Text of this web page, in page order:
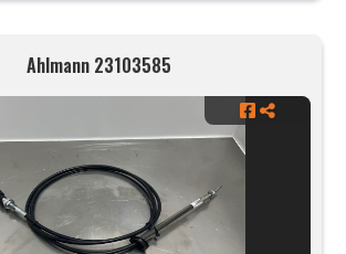
Ahlmann 23103585